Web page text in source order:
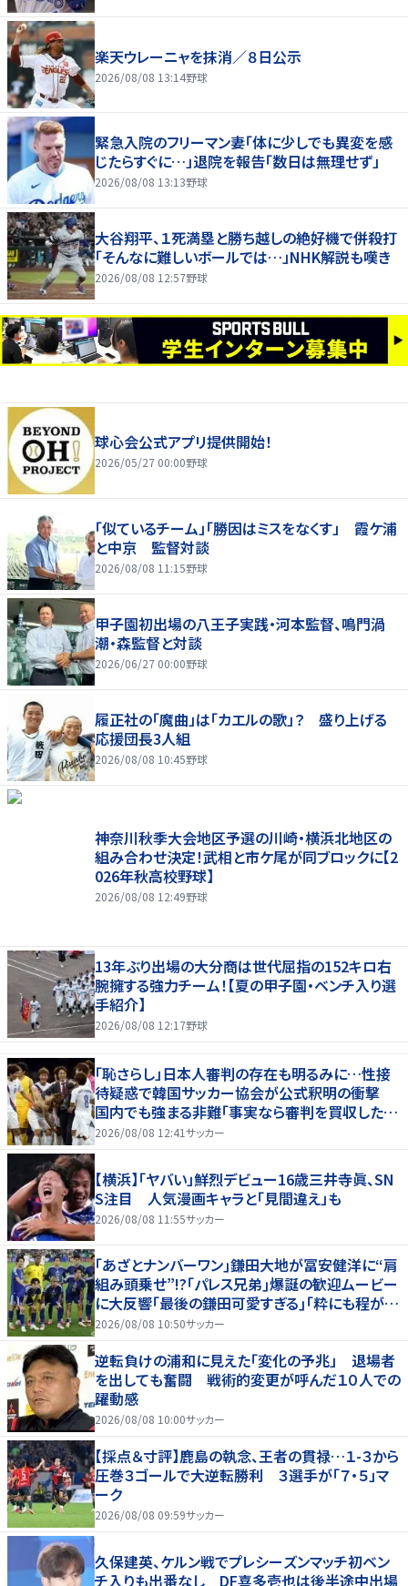
楽天ウレーニャを抹消／８日公示
2026/08/08 13:14野球
緊急入院のフリーマン妻「体に少しでも異変を感
じたらすぐに…」退院を報告「数日は無理せず」
2026/08/08 13:13野球
大谷翔平、１死満塁と勝ち越しの絶好機で併殺打
「そんなに難しいボールでは…」NHK解説も嘆き
2026/08/08 12:57野球
球心会公式アプリ提供開始！
2026/05/27 00:00野球
「似ているチーム」「勝因はミスをなくす」 霞ケ浦
と中京 監督対談
2026/08/08 11:15野球
甲子園初出場の八王子実践・河本監督、鳴門渦
潮・森監督と対談
2026/06/27 00:00野球
履正社の「魔曲」は「カエルの歌」？ 盛り上げる
応援団長3人組
2026/08/08 10:45野球
神奈川秋季大会地区予選の川崎・横浜北地区の
組み合わせ決定！武相と市ケ尾が同ブロックに【2
026年秋高校野球】
2026/08/08 12:49野球
13年ぶり出場の大分商は世代屈指の152キロ右
腕擁する強力チーム！【夏の甲子園・ベンチ入り選
手紹介】
2026/08/08 12:17野球
「恥さらし」日本人審判の存在も明るみに…性接
待疑惑で韓国サッカー協会が公式釈明の衝撃
国内でも強まる非難「事実なら審判を買収したこ
とになる」
2026/08/08 12:41サッカー
【横浜】「ヤバい」鮮烈デビュー16歳三井寺眞、SN
S注目 人気漫画キャラと「見間違え」も
2026/08/08 11:55サッカー
｢あざとナンバーワン｣鎌田大地が冨安健洋に“肩
組み頭乗せ”!?｢パレス兄弟｣爆誕の歓迎ムービー
に大反響｢最後の鎌田可愛すぎる｣｢粋にも程があ
る！」
2026/08/08 10:50サッカー
逆転負けの浦和に見えた「変化の予兆」 退場者
を出しても奮闘 戦術的変更が呼んだ１０人での
躍動感
2026/08/08 10:00サッカー
【採点＆寸評】鹿島の執念、王者の貫禄…１-３から
圧巻３ゴールで大逆転勝利 ３選手が「７・５」マ
ーク
2026/08/08 09:59サッカー
久保建英、ケルン戦でプレシーズンマッチ初ベン
チ入りも出番なし DF喜多壱也は後半途中出場